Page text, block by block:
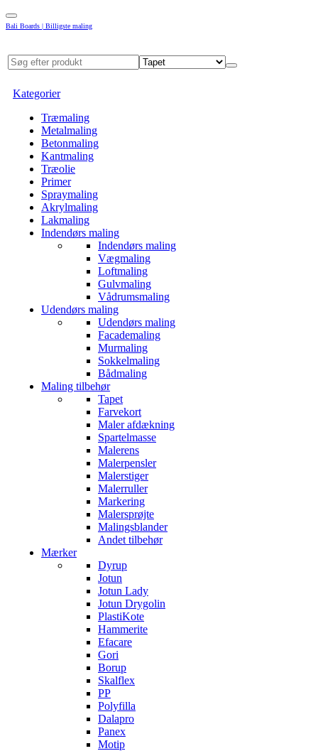
Bali Boards | Billigste maling
Kategorier
Træmaling
Metalmaling
Betonmaling
Kantmaling
Træolie
Primer
Spraymaling
Akrylmaling
Lakmaling
Indendørs maling
Indendørs maling
Vægmaling
Loftmaling
Gulvmaling
Vådrumsmaling
Udendørs maling
Udendørs maling
Facademaling
Murmaling
Sokkelmaling
Bådmaling
Maling tilbehør
Tapet
Farvekort
Maler afdækning
Spartelmasse
Malerens
Malerpensler
Malerstiger
Malerruller
Markering
Malersprøjte
Malingsblander
Andet tilbehør
Mærker
Dyrup
Jotun
Jotun Lady
Jotun Drygolin
PlastiKote
Hammerite
Efacare
Gori
Borup
Skalflex
PP
Polyfilla
Dalapro
Panex
Motip